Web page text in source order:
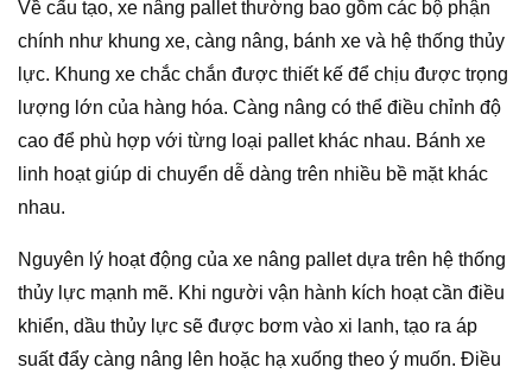
Về cấu tạo, xe nâng pallet thường bao gồm các bộ phận
chính như khung xe, càng nâng, bánh xe và hệ thống thủy
lực. Khung xe chắc chắn được thiết kế để chịu được trọng
lượng lớn của hàng hóa. Càng nâng có thể điều chỉnh độ
cao để phù hợp với từng loại pallet khác nhau. Bánh xe
linh hoạt giúp di chuyển dễ dàng trên nhiều bề mặt khác
nhau.
Nguyên lý hoạt động của xe nâng pallet dựa trên hệ thống
thủy lực mạnh mẽ. Khi người vận hành kích hoạt cần điều
khiển, dầu thủy lực sẽ được bơm vào xi lanh, tạo ra áp
suất đẩy càng nâng lên hoặc hạ xuống theo ý muốn. Điều